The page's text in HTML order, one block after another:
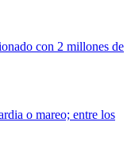
con 2 millones de
o mareo; entre los